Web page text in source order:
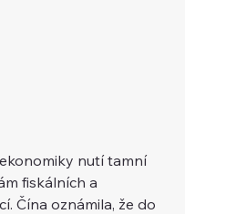
nutí tamní
fiskálních a
Čína oznámila, že do